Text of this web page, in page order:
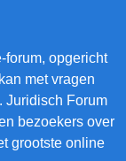
forum, opgericht
met vragen
Juridisch Forum
bezoekers over
grootste online